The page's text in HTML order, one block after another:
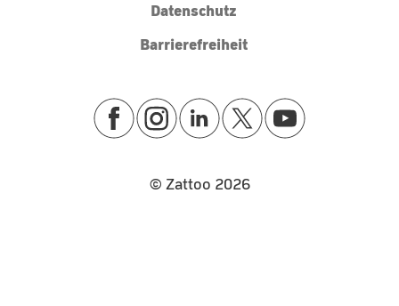
Datenschutz
Barrierefreiheit
© Zattoo 2026